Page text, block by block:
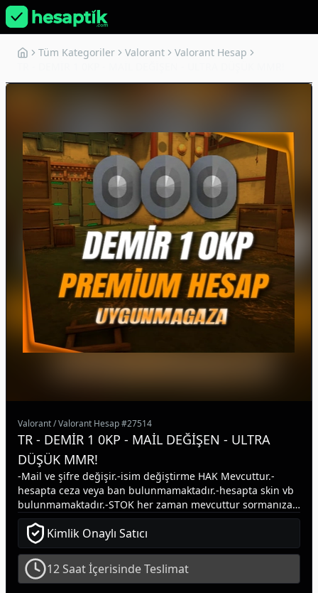
Tüm Kategoriler Valorant
Valorant Hesap
Valorant/Valorant Hesap#27514
TR - DEMİR 1 0KP - MAİL DEĞİŞEN - ULTRA
DÜŞÜK MMR!
-Mail ve şifre değişir.-isim değiştirme HAK Mevcuttur.-
hesapta ceza veya ban bulunmamaktadır.-hesapta skin vb
bulunmamaktadır.-STOK her zaman mevcuttur sormanıza
gerek yoktur.-aldıgınız zaman ANINDA teslim ederim.-
herhangi bir hesap hakkında sorunuz varsa yazabilirsiniz.-
aktif olmasam bile alabilirsiniz anında aktif olurum.
Kimlik Onaylı Satıcı
12 Saat İçerisinde Teslimat